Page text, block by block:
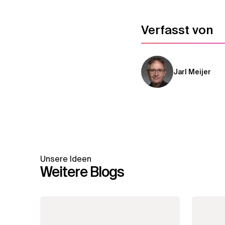
Verfasst von
Jarl Meijer
Unsere Ideen
Weitere Blogs